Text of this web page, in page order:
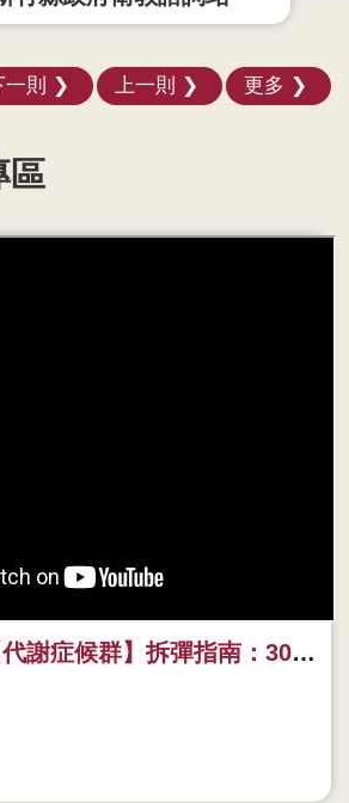
一則 上一則 更多
區
【代謝症候群】拆彈指南：30 秒教你化解身體危機！